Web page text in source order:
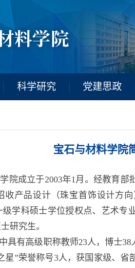
科学研究 党建思政
宝石与材料学院
院成立于2003年1月。经教育部
收产品设计（珠宝首饰设计方
学科硕士学位授权点、艺术专
研究生。
具有高级职称教师23人，博士
星”荣誉称号3人，获国家级、
有材料科学与工程一级学科硕士 学
称号和科技成果奖
10余人。近年
。学院拥有
“国家级一流本科课程”
“互联网+”